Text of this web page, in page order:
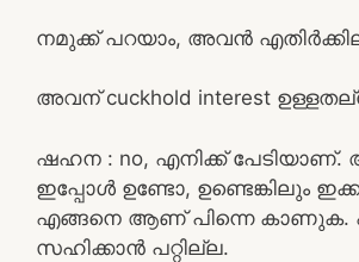
നമുക്ക് പറയാം, അവന്‍
അവന് cuckhold interest
ഷഹന : no, എനിക്ക്
ഇപ്പോള്‍ ഉണ്ടോ, ഉണ്ടെങ്കിലും
എങ്ങനെ ആണ് പിന്നെ കാണുക.
സഹിക്കാൻ പറ്റില്ല.